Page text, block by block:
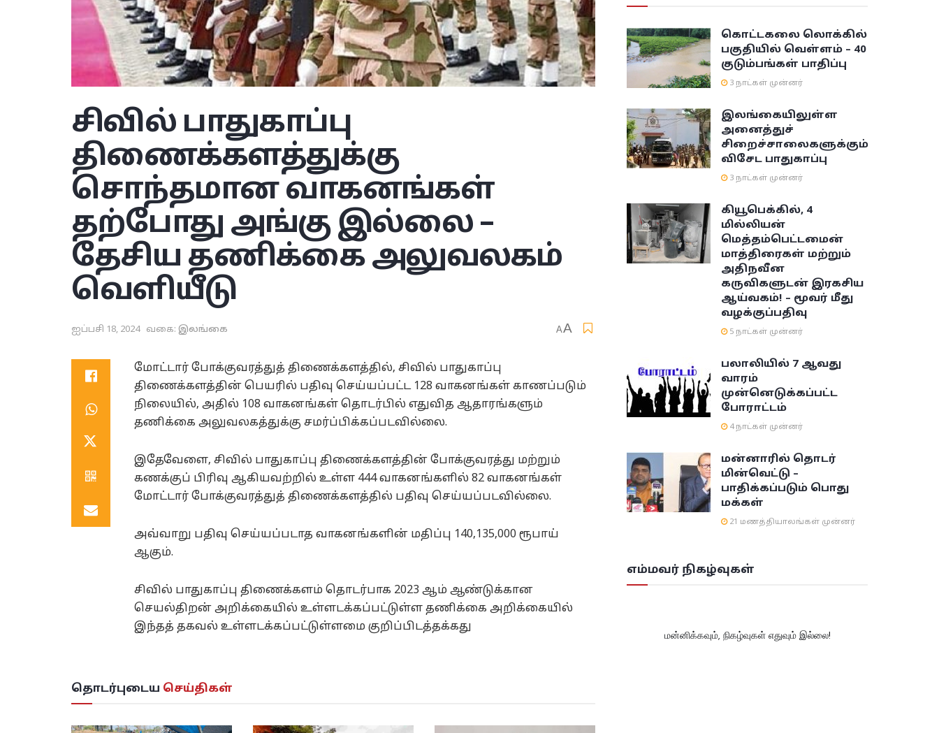
சிவில் பாதுகாப்பு
திணைக்களத்துக்கு
சொந்தமான வாகனங்கள்
தற்போது அங்கு இல்லை –
தேசிய தணிக்கை அலுவலகம்
வெளியீடு
ஐப்பசி 18, 2024 வகை: இலங்கை AA
மோட்டார் போக்குவரத்துத் திணைக்களத்தில், சிவில் பாதுகாப்பு
திணைக்களத்தின் பெயரில் பதிவு செய்யப்பட்ட 128 வாகனங்கள் காணப்படும்
நிலையில், அதில் 108 வாகனங்கள் தொடர்பில் எதுவித ஆதாரங்களும்
தணிக்கை அலுவலகத்துக்கு சமர்ப்பிக்கப்படவில்லை.
இதேவேளை, சிவில் பாதுகாப்பு திணைக்களத்தின் போக்குவரத்து மற்றும்
கணக்குப் பிரிவு ஆகியவற்றில் உள்ள 444 வாகனங்களில் 82 வாகனங்கள்
மோட்டார் போக்குவரத்துத் திணைக்களத்தில் பதிவு செய்யப்படவில்லை.
அவ்வாறு பதிவு செய்யப்படாத வாகனங்களின் மதிப்பு 140,135,000 ரூபாய்
ஆகும்.
சிவில் பாதுகாப்பு திணைக்களம் தொடர்பாக 2023 ஆம் ஆண்டுக்கான
செயல்திறன் அறிக்கையில் உள்ளடக்கப்பட்டுள்ள தணிக்கை அறிக்கையில்
இந்தத் தகவல் உள்ளடக்கப்பட்டுள்ளமை குறிப்பிடத்தக்கது
தொடர்புடைய செய்திகள்
கொட்டகலை லொக்கில்
பகுதியில் வெள்ளம் – 40
குடும்பங்கள் பாதிப்பு
3 நாட்கள் முன்னர்
இலங்கையிலுள்ள
அனைத்துச்
சிறைச்சாலைகளுக்கும்
விசேட பாதுகாப்பு
3 நாட்கள் முன்னர்
கியூபெக்கில், 4
மில்லியன்
மெத்தம்பெட்டமைன்
மாத்திரைகள் மற்றும்
அதிநவீன
கருவிகளுடன் இரகசிய
ஆய்வகம்! – மூவர் மீது
வழக்குப்பதிவு
5 நாட்கள் முன்னர்
பலாலியில் 7 ஆவது
வாரம்
முன்னெடுக்கப்பட்ட
போராட்டம்
4 நாட்கள் முன்னர்
மன்னாரில் தொடர்
மின்வெட்டு –
பாதிக்கப்படும் பொது
மக்கள்
21 மணத்தியாலங்கள் முன்னர்
எம்மவர் நிகழ்வுகள்
மன்னிக்கவும், நிகழ்வுகள் எதுவும் இல்லை!